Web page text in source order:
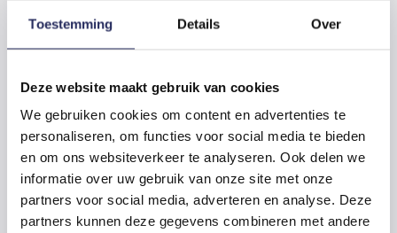
Toestemming Details Over
Deze website maakt gebruik van cookies
We gebruiken cookies om content en advertenties te
personaliseren, om functies voor social media te bieden
en om ons websiteverkeer te analyseren. Ook delen we
informatie over uw gebruik van onze site met onze
partners voor social media, adverteren en analyse. Deze
partners kunnen deze gegevens combineren met andere
allerlei vraagstukken te staan. Bel ons
gewoon. Grote kans dat we je verder
kunnen helpen, samen op een idee komen
óf weten bij wie je moet zijn. Kan je veel tijd
schelen – en wij denken graag mee. We zijn
benieuwd waar je mee komt.